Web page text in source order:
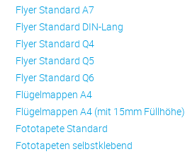
Flyer Standard A7
Flyer Standard DIN-Lang
Flyer Standard Q4
Flyer Standard Q5
Flyer Standard Q6
Flügelmappen A4
Flügelmappen A4 (mit 15mm Füllhöhe)
Fototapete Standard
Fototapeten selbstklebend